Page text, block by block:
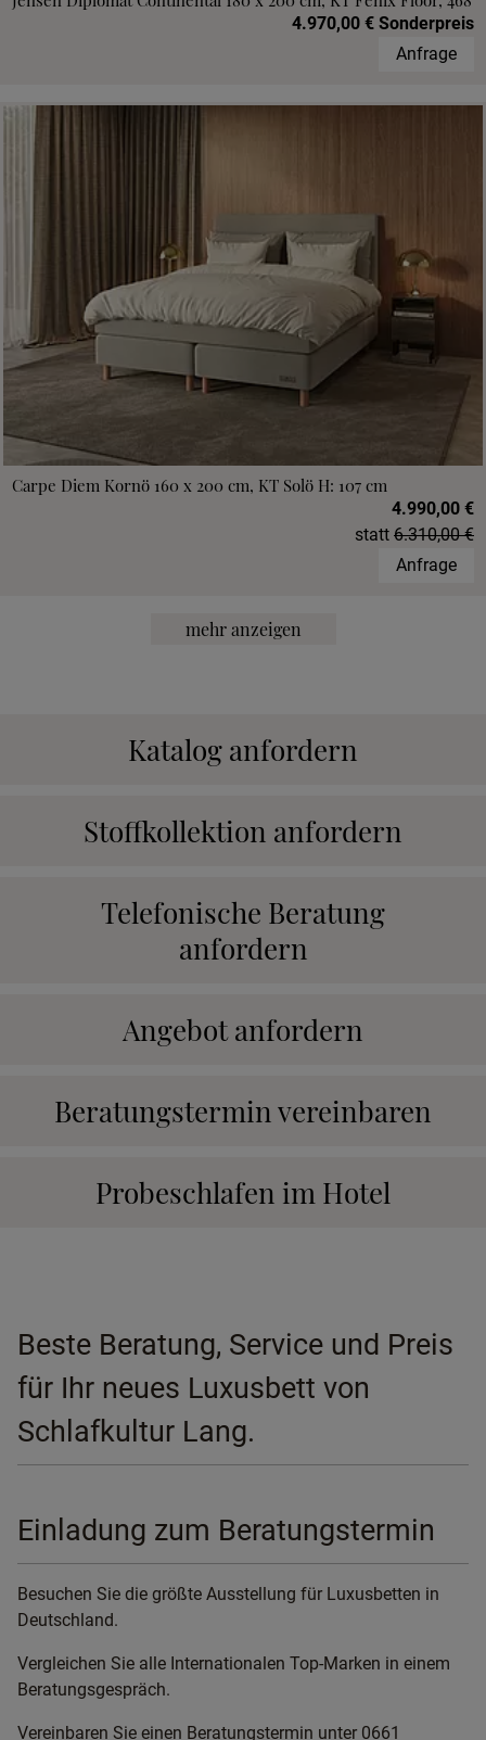
4.970,00 € Sonderpreis
Anfrage
Carpe Diem Kornö 160 x 200 cm, KT Solö H: 107 cm
4.990,00 €
statt 6.310,00 €
Anfrage
mehr anzeigen
Katalog anfordern
Stoffkollektion anfordern
Telefonische Beratung
anfordern
Angebot anfordern
Beratungstermin vereinbaren
Probeschlafen im Hotel
Beste Beratung, Service und Preis
für Ihr neues Luxusbett von
Schlafkultur Lang.
Einladung zum Beratungstermin
Besuchen Sie die größte Ausstellung für Luxusbetten in
Deutschland.
Vergleichen Sie alle Internationalen Top-Marken in einem
Beratungsgespräch.
Vereinbaren Sie einen Beratungstermin unter 0661